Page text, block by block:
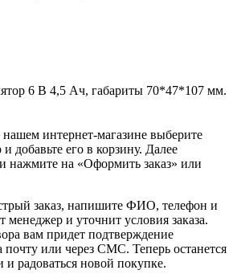
6 В 4,5 Ач, габариты 70*47*107 мм.
интернет-магазине выберите
добавьте его в корзину. Далее
нажмите на «Оформить заказ» или
заказ, напишите ФИО, телефон и
менеджер и уточнит условия заказа.
вам придет подтверждение
почту или через СМС. Теперь останется
и радоваться новой покупке.